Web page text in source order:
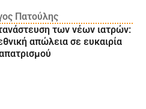
Πατούλης
των νέων ιατρών:
απώλεια σε ευκαιρία